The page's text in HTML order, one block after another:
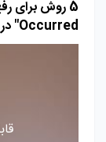
Occurred" در ویندوز